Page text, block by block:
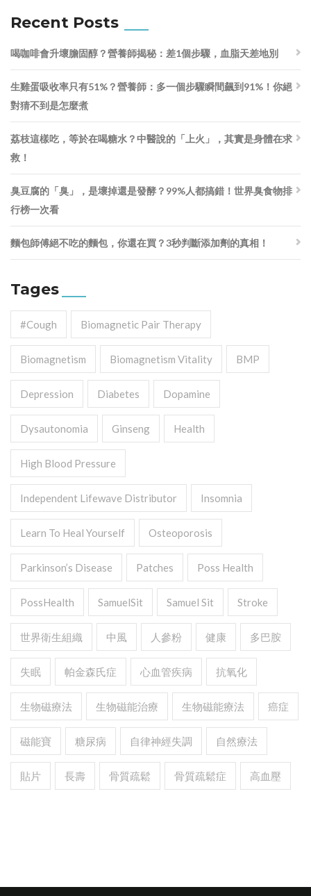
Recent Posts
喝咖啡會升壞膽固醇？營養師揭秘：差1個步驟，血脂天差地別
生雞蛋吸收率只有51%？營養師：多一個步驟瞬間飆到91%！你絕
對猜不到是怎麼煮
荔枝這樣吃，等於在喝糖水？中醫說的「上火」，其實是身體在求
救！
臭豆腐的「臭」，是壞掉還是發酵？99%人都搞錯！世界臭食物排
行榜一次看
麵包師傅絕不吃的麵包，你還在買？3秒判斷添加劑的真相！
Tages
#cough Biomagnetic Pair Therapy
Biomagnetism Biomagnetism Vitality BMP
Depression Diabetes Dopamine
Dysautonomia Ginseng Health
High Blood Pressure
Independent Lifewave Distributor Insomnia
Learn To Heal Yourself Osteoporosis
Parkinson’s Disease Patches Poss Health
PossHealth SamuelSit Samuel Sit Stroke
世界衛生組織 中風 人參粉 健康 多巴胺
失眠 帕金森氏症 心血管疾病 抗氧化
生物磁療法 生物磁能治療 生物磁能療法 癌症
磁能寶 糖尿病 自律神經失調 自然療法
貼片 長壽 骨質疏鬆 骨質疏鬆症 高血壓